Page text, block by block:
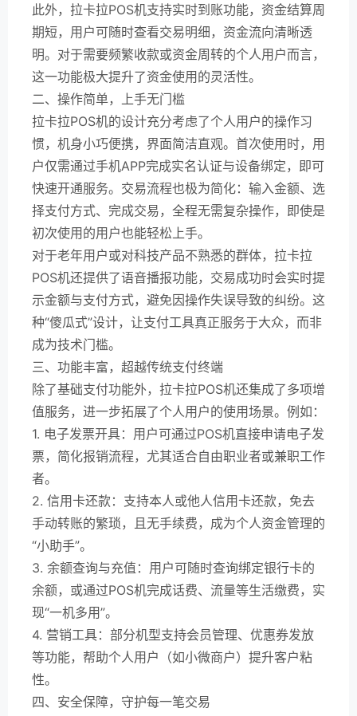
此外，拉卡拉POS机支持实时到账功能，资金结算周
期短，用户可随时查看交易明细，资金流向清晰透
明。对于需要频繁收款或资金周转的个人用户而言，
这一功能极大提升了资金使用的灵活性。
二、操作简单，上手无门槛
拉卡拉POS机的设计充分考虑了个人用户的操作习
惯，机身小巧便携，界面简洁直观。首次使用时，用
户仅需通过手机APP完成实名认证与设备绑定，即可
快速开通服务。交易流程也极为简化：输入金额、选
择支付方式、完成交易，全程无需复杂操作，即使是
初次使用的用户也能轻松上手。
对于老年用户或对科技产品不熟悉的群体，拉卡拉
POS机还提供了语音播报功能，交易成功时会实时提
示金额与支付方式，避免因操作失误导致的纠纷。这
种“傻瓜式”设计，让支付工具真正服务于大众，而非
成为技术门槛。
三、功能丰富，超越传统支付终端
除了基础支付功能外，拉卡拉POS机还集成了多项增
值服务，进一步拓展了个人用户的使用场景。例如：
1. 电子发票开具：用户可通过POS机直接申请电子发
票，简化报销流程，尤其适合自由职业者或兼职工作
者。
2. 信用卡还款：支持本人或他人信用卡还款，免去
手动转账的繁琐，且无手续费，成为个人资金管理的
“小助手”。
3. 余额查询与充值：用户可随时查询绑定银行卡的
余额，或通过POS机完成话费、流量等生活缴费，实
现“一机多用”。
4. 营销工具：部分机型支持会员管理、优惠券发放
等功能，帮助个人用户（如小微商户）提升客户粘
性。
四、安全保障，守护每一笔交易